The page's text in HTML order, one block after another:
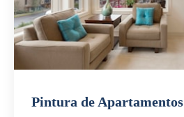
Pintura de Apartamentos